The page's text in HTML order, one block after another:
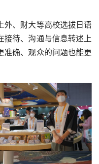
外、财大等高校选拔日语
接待、沟通与信息转述上
准确、观众的问题也能更